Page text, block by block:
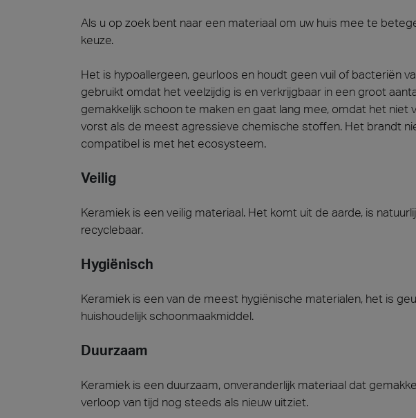
Hardsteen
wereld van de architectuur. We
onze stand!
Architect at Work –
Lyon 2026
Als u op zoek bent naar een materiaal om uw huis mee te
keuze.
Het is hypoallergeen, geurloos en houdt geen vuil of bacteriën
gebruikt omdat het veelzijdig is en verkrijgbaar in een groot
gemakkelijk schoon te maken en gaat lang mee, omdat het
vorst als de meest agressieve chemische stoffen. Het brandt
compatibel is met het ecosysteem.
Veilig
Keramiek is een veilig materiaal. Het komt uit de aarde, is
recyclebaar.
Hygiënisch
Keramiek is een van de meest hygiënische materialen, het is
huishoudelijk schoonmaakmiddel.
Duurzaam
Keramiek is een duurzaam, onveranderlijk materiaal dat
verloop van tijd nog steeds als nieuw uitziet.